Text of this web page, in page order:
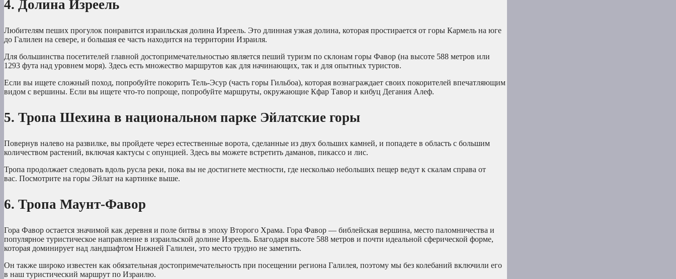
4. Долина Изреель
Любителям пеших прогулок понравится израильская долина Изреель. Это длинная узкая долина, которая простирается от горы Кармель на юге
до Галилеи на севере, и большая ее часть находится на территории Израиля.
Для большинства посетителей главной достопримечательностью является пеший туризм по склонам горы Фавор (на высоте 588 метров или
1293 фута над уровнем моря). Здесь есть множество маршрутов как для начинающих, так и для опытных туристов.
Если вы ищете сложный поход, попробуйте покорить Тель-Эсур (часть горы Гильбоа), которая вознаграждает своих покорителей впечатляющим
видом с вершины. Если вы ищете что-то попроще, попробуйте маршруты, окружающие Кфар Тавор и кибуц Дегания Алеф.
5. Тропа Шехина в национальном парке Эйлатские горы
Повернув налево на развилке, вы пройдете через естественные ворота, сделанные из двух больших камней, и попадете в область с большим
количеством растений, включая кактусы с опунцией. Здесь вы можете встретить даманов, пикассо и лис.
Тропа продолжает следовать вдоль русла реки, пока вы не достигнете местности, где несколько небольших пещер ведут к скалам справа от
вас. Посмотрите на горы Эйлат на картинке выше.
6. Тропа Маунт-Фавор
Гора Фавор остается значимой как деревня и поле битвы в эпоху Второго Храма. Гора Фавор — библейская вершина, место паломничества и
популярное туристическое направление в израильской долине Изреель. Благодаря высоте 588 метров и почти идеальной сферической форме,
которая доминирует над ландшафтом Нижней Галилеи, это место трудно не заметить.
Он также широко известен как обязательная достопримечательность при посещении региона Галилея, поэтому мы без колебаний включили его
в наш туристический маршрут по Израилю.